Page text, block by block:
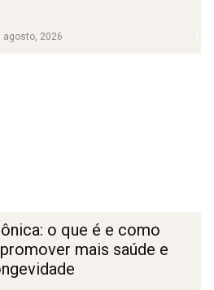
agosto, 2026
o que é e como
mais saúde e